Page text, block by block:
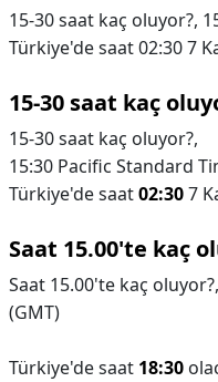
15-30 saat kaç oluyor?,
Türkiye'de saat 02:30 7
15-30 saat kaç
15-30 saat kaç oluyor?,
15:30 Pacific Standard
Türkiye'de saat02:307
Saat 15.00'te kaç
Saat 15.00'te kaç oluyor?,
(GMT)
Türkiye'de saat 18:30